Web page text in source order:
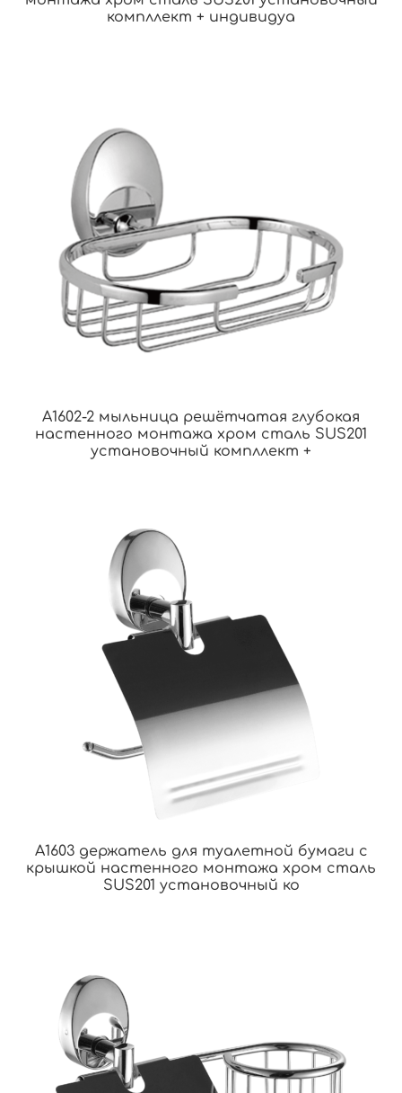
компллект + индивидуа
A1602-2 мыльница решётчатая глубокая
настенного монтажа хром сталь SUS201
установочный компллект +
A1603 держатель для туалетной бумаги с
крышкой настенного монтажа хром сталь
SUS201 установочный ко